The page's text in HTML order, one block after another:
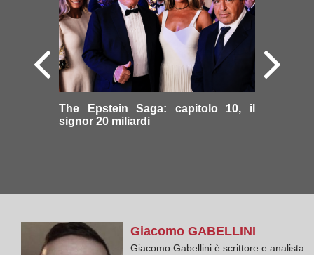
The Epstein Saga: capitolo 10, il
signor 20 miliardi
GiacomoGABELLINI
Giacomo Gabellini è scrittore e analista